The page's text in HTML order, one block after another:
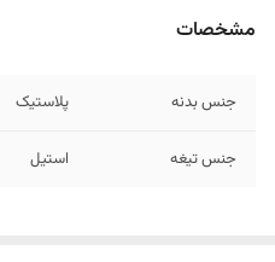
مشخصات
جنس بدنه پلاستیک
جنس تیغه استیل